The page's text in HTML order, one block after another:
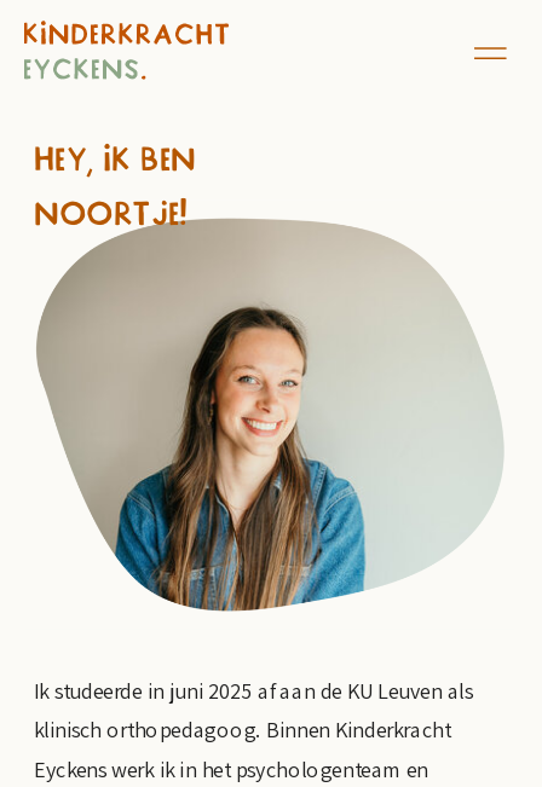
Ik studeerde in juni 2025 af aan de KU Leuven als
klinisch orthopedagoog. Binnen Kinderkracht
Eyckens werk ik in het psychologenteam en
Hey, ik ben
noortje!